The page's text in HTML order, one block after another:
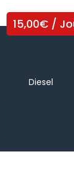
15,00€ /
Diesel